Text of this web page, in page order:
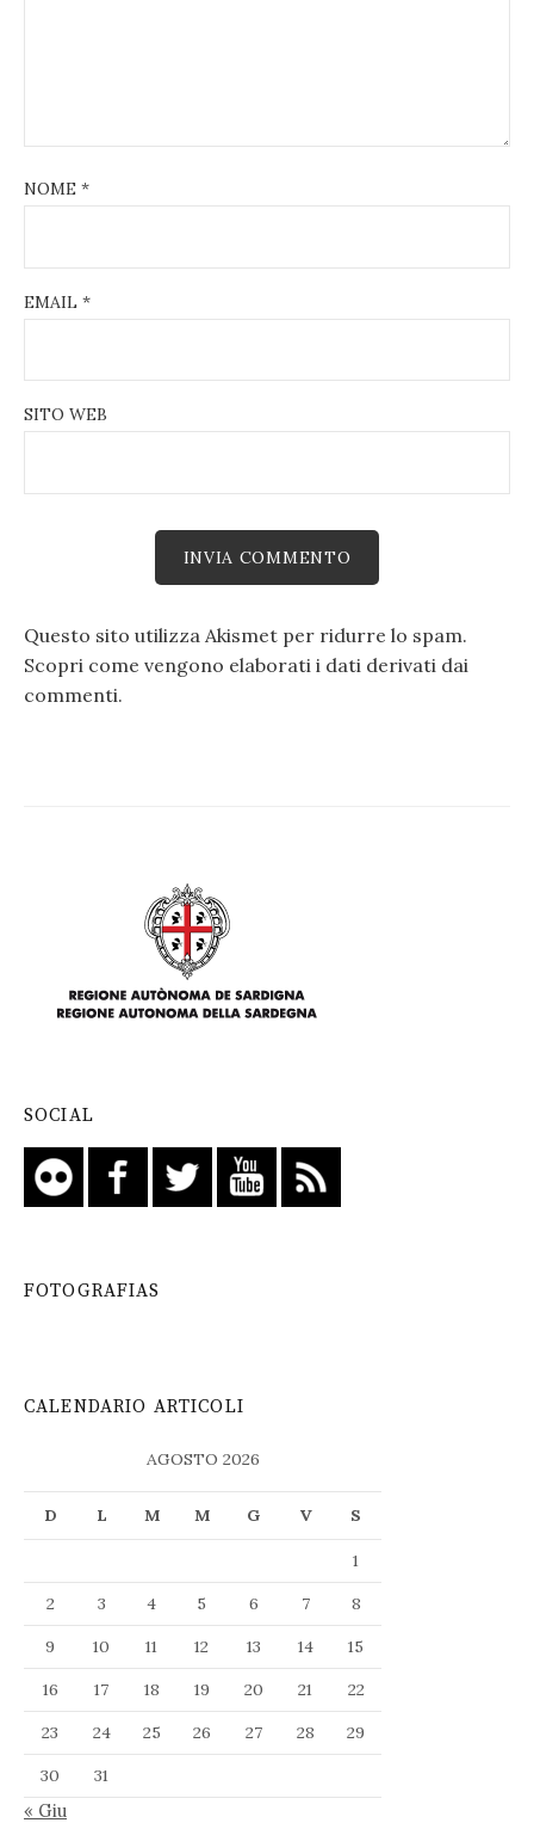
NOME *
EMAIL *
SITO WEB
Questo sito utilizza Akismet per ridurre lo spam.
Scopri come vengono elaborati i dati derivati dai
commenti.
SOCIAL
FOTOGRAFIAS
CALENDARIO ARTICOLI
AGOSTO 2026
D L M M G V S
1
2
3 4 5 6 7
8
9
10 11 12 13 14
15
16
17 18 19 20 21
22
23
24 25 26 27 28
29
30
31
« Giu